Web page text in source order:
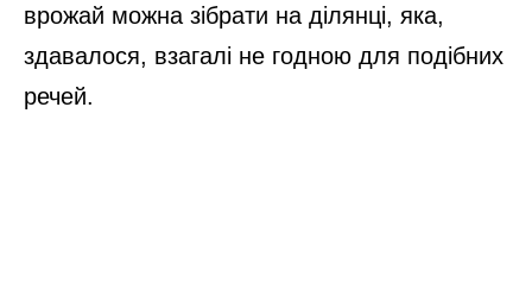
врожай можна зібрати на ділянці, яка,
здавалося, взагалі не годною для подібних
речей.